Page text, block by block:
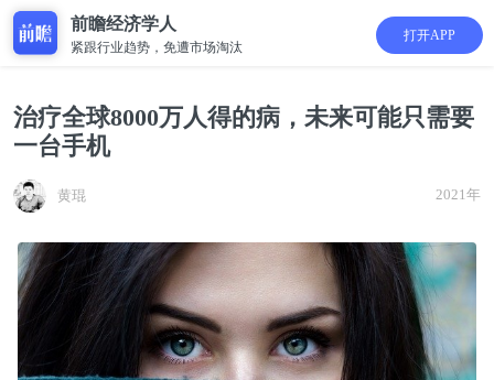
前瞻经济学人
紧跟行业趋势，免遭市场淘汰
打开APP
治疗全球8000万人得的病，未来可能只需要
一台手机
黄琨 2021年